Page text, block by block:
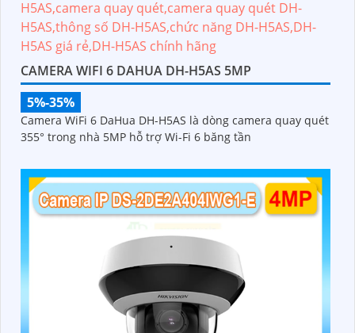
CAMERA WIFI 6 DAHUA DH-H5AS 5MP
5%-35%
Camera WiFi 6 DaHua DH-H5AS là dòng camera quay quét
355° trong nhà 5MP hỗ trợ Wi-Fi 6 băng tần